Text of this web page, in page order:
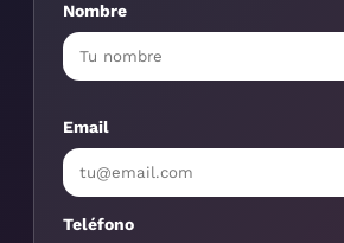
Nombre
Email
Teléfono